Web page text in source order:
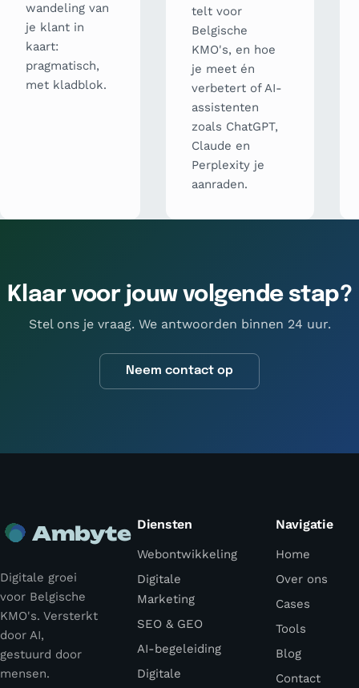
wandeling van
je klant in
kaart:
pragmatisch,
met kladblok.
telt voor
Belgische
KMO's, en hoe
je meet én
verbetert of AI-
assistenten
zoals ChatGPT,
Claude en
Perplexity je
aanraden.
Klaar voor jouw volgende stap?
Stel ons je vraag. We antwoorden binnen 24 uur.
Neem contact op
Ambyte
Digitale groei
voor Belgische
KMO's. Versterkt
door AI,
gestuurd door
mensen.
Diensten
Webontwikkeling
Digitale
Marketing
SEO & GEO
AI-begeleiding
Digitale
Navigatie
Home
Over ons
Cases
Tools
Blog
Contact